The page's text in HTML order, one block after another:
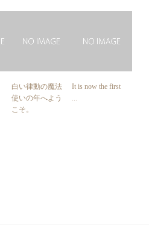
白い律動の魔法
使いの年へよう
こそ。
It is now the first